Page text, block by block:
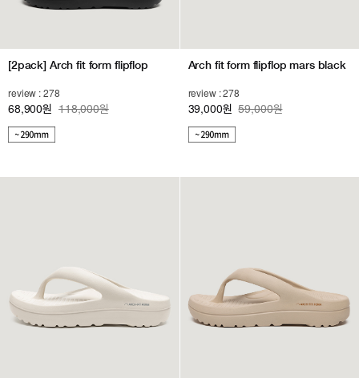
[2pack] Arch fit form flipflop
review : 278
68,900원 118,000원
Arch fit form flipflop mars black
review : 278
39,000원 59,000원